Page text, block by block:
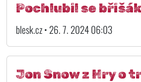
Pochlubil se
blesk.cz • 26. 7. 2024 06:03
Jon Snow z Hry o